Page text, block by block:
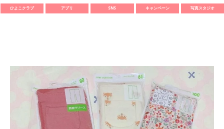
ひよこクラブ アプリ SNS キャンペーン 写真スタジオ